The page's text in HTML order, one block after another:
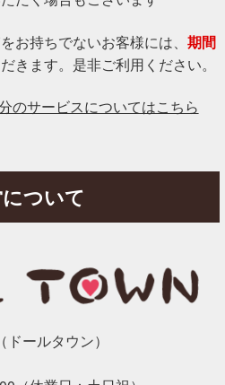
お持ちでないお客様には、 期間
きます。是非ご利用ください。
のサービスについてはこちら
ついて
ールタウン）